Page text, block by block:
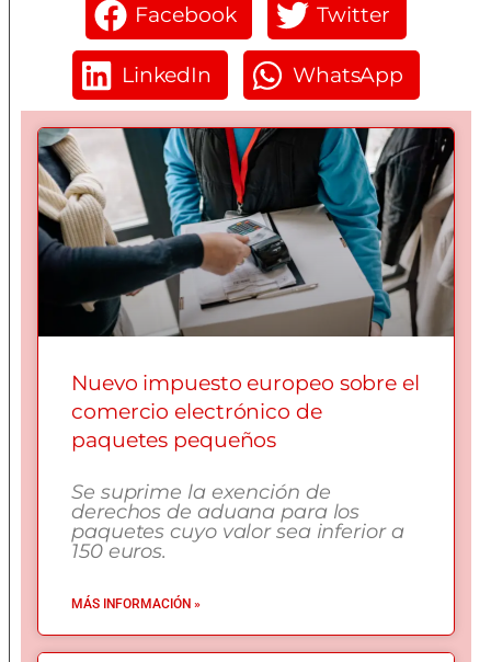
Facebook Twitter
LinkedIn WhatsApp
Nuevo impuesto europeo sobre el
comercio electrónico de
paquetes pequeños
Se suprime la exención de
derechos de aduana para los
paquetes cuyo valor sea inferior a
150 euros.
MÁS INFORMACIÓN »